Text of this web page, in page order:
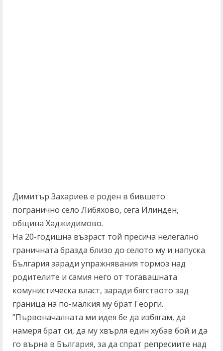
Димитър Захариев е роден в бившето
погранично село Либяхово, сега Илинден,
община Хаджидимово.
На 20-годишна възраст той пресича нелегално
граничната бразда близо до селото му и напуска
България заради упражнявания тормоз над
родителите и самия него от тогавашната
комунистическа власт, заради бягството зад
граница на по-малкия му брат Георги.
”Първоначалната ми идея бе да избягам, да
намеря брат си, да му хвърля един хубав бой и да
го върна в България, за да спрат репресиите над